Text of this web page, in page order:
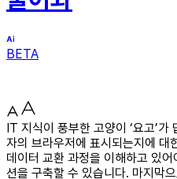
BETA
IT 지식이 풍부한 고양이 ‘요고’
자의 브라우저에 표시되는지에 대
데이터 교환 과정을 이해하고 있
션을 구축할 수 있습니다. 마지막